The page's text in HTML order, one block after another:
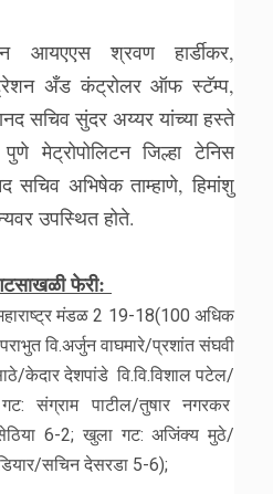
आयएएस श्रवण हार्डीकर,
अँड कंट्रोलर ऑफ स्टॅम्प,
सचिव सुंदर अय्यर यांच्या हस्ते
मेट्रोपोलिटन जिल्हा टेनिस
सचिव अभिषेक ताम्हाणे, हिमांशु
उपस्थित होते.
फेरी:
मंडळ 2 19-18(100 अधिक
वि.अर्जुन वाघमारे/प्रशांत संघवी
केदार देशपांडे वि.वि.विशाल पटेल/
संग्राम पाटील/तुषार नगरकर
6-2; खुला गट: अजिंक्य मुठे/
सचिन देसरडा 5-6);